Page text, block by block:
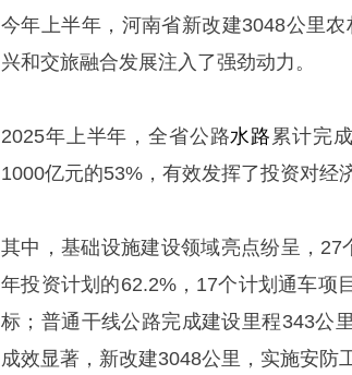
今年上半年，河南省新改建3048公里
兴和交旅融合发展注入了强劲动力。
2025年上半年，全省公路水路 累计完
1000亿元的53%，有效发挥了投资对经
其中，基础设施建设领域亮点纷呈，
年投资计划的62.2%，17个计划通车项
标；普通干线公路完成建设里程343公
成效显著，新改建3048公里，实施安防